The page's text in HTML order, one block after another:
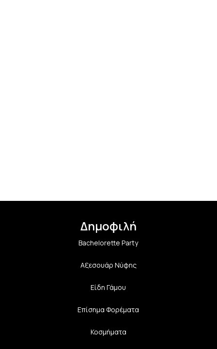
Δημοφιλή
Bachelorette Party
Αξεσουάρ Νύφης
Είδη Γάμου
Επίσημα Φορέματα
Κοσμήματα